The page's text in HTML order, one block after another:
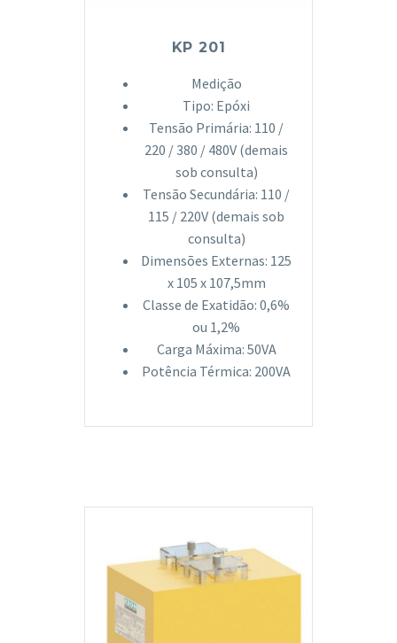
KP 201
Medição
Tipo: Epóxi
Tensão Primária: 110 /
220 / 380 / 480V (demais
sob consulta)
Tensão Secundária: 110 /
115 / 220V (demais sob
consulta)
Dimensões Externas: 125
x 105 x 107,5mm
Classe de Exatidão: 0,6%
ou 1,2%
Carga Máxima: 50VA
Potência Térmica: 200VA